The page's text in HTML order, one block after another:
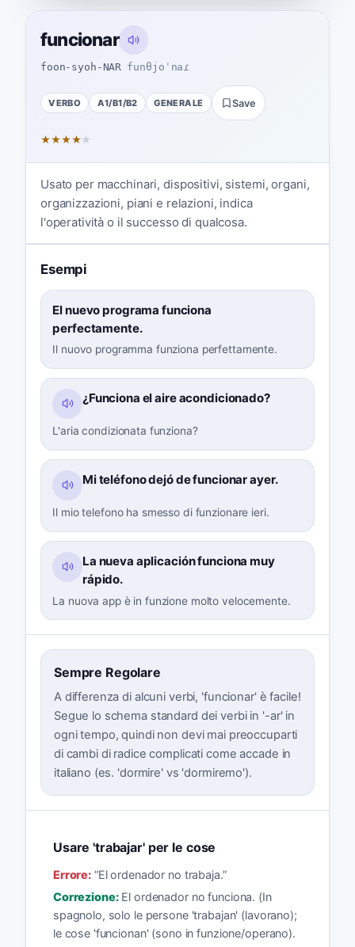
funcionar
foon-syoh-NAR funθjoˈnaɾ
VERBO A1/B1/B2 GENERALE Save
★★★★★
Usato per macchinari, dispositivi, sistemi, organi,
organizzazioni, piani e relazioni, indica
l'operatività o il successo di qualcosa.
Esempi
El nuevo programa funciona
perfectamente.
Il nuovo programma funziona perfettamente.
¿Funciona el aire acondicionado?
L'aria condizionata funziona?
Mi teléfono dejó de funcionar ayer.
Il mio telefono ha smesso di funzionare ieri.
La nueva aplicación funciona muy
rápido.
La nuova app è in funzione molto velocemente.
Sempre Regolare
A differenza di alcuni verbi, 'funcionar' è facile!
Segue lo schema standard dei verbi in '-ar' in
ogni tempo, quindi non devi mai preoccuparti
di cambi di radice complicati come accade in
italiano (es. 'dormire' vs 'dormiremo').
Usare 'trabajar' per le cose
Errore: “El ordenador no trabaja.”
Correzione: El ordenador no funciona. (In
spagnolo, solo le persone 'trabajan' (lavorano);
le cose 'funcionan' (sono in funzione/operano).